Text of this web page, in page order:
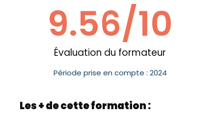
Évaluation du formateur
9.56/10
Période prise en compte : 2024
Les + de cette formation :